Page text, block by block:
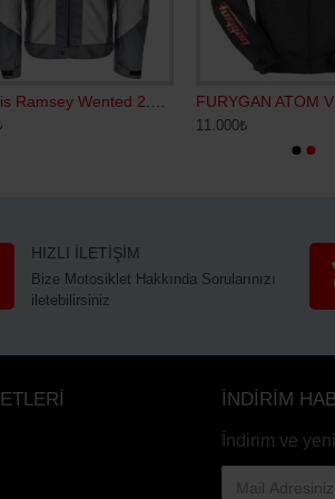
Acerbis Ramsey Wented 2.0 Yazlık Mont Gri Kırmızı
11.000₺
HIZLI İLETİŞİM
Bize Motosiklet Hakkında Sorularınızı
iletebilirsiniz
İNDİRİM
İndirim ve